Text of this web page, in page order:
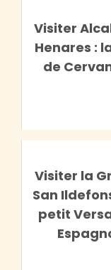
Visiter
Henares :
de
Visiter la
San
petit